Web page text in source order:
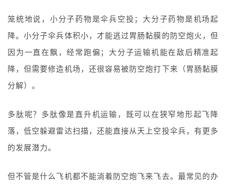
笼统地说，小分子药物是伞兵空投；大分子药物是机场起
降。小分子伞兵体积小，才能逃过胃肠黏膜的防空炮火，但
因为一直在飘，经常跑偏； 大分子运输机能在敌后精准起
降，但需要修造机场，还很容易被防空炮打下来（胃肠黏膜
分解）。
多肽呢？多肽像是直升机运输，既可以在狭窄地形起飞降
落，低空躲避雷达扫描，还能直接从天上空投伞兵，有更多
的发展潜力。
但不管是什么飞机都不能淌着防空炮飞来飞去。最常见的办